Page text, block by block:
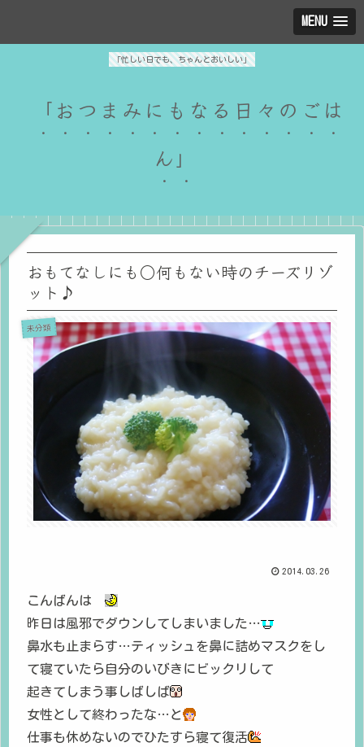
MENU
「忙しい日でも、ちゃんとおいしい」
「おつまみにもなる日々のごは
ん」
おもてなしにも○何もない時のチーズリゾ
ット♪
未分類
2014.03.26
こんばんは
昨日は風邪でダウンしてしまいました…
鼻水も止まらす…ティッシュを鼻に詰めマスクをし
て寝ていたら自分のいびきにビックリして
起きてしまう事しばしば
女性として終わったな…と
仕事も休めないのでひたすら寝て復活